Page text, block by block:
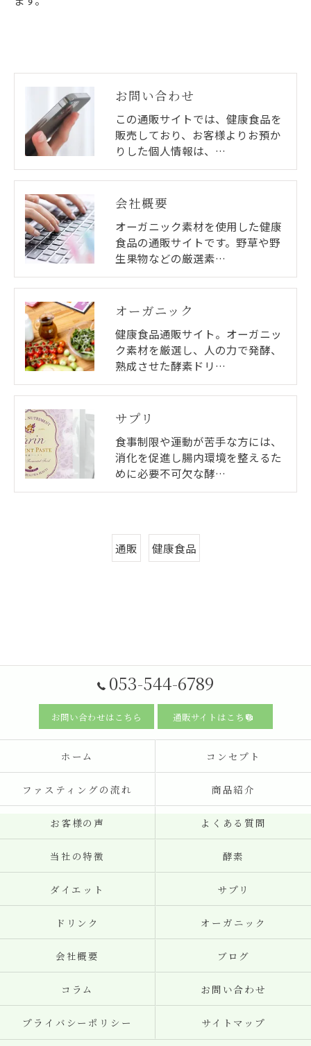
お問い合わせ
この通販サイトでは、健康食品を
販売しており、お客様よりお預か
りした個人情報は、…
会社概要
オーガニック素材を使用した健康
食品の通販サイトです。野草や野
生果物などの厳選素…
オーガニック
健康食品通販サイト。オーガニッ
ク素材を厳選し、人の力で発酵、
熟成させた酵素ドリ…
サプリ
食事制限や運動が苦手な方には、
消化を促進し腸内環境を整えるた
めに必要不可欠な酵…
通販 健康食品
053-544-6789
お問い合わせはこちら 通販サイトはこちら
ホーム コンセプト
ファスティングの流れ 商品紹介
お客様の声 よくある質問
当社の特徴 酵素
ダイエット サプリ
ドリンク オーガニック
会社概要 ブログ
コラム お問い合わせ
プライバシーポリシー サイトマップ